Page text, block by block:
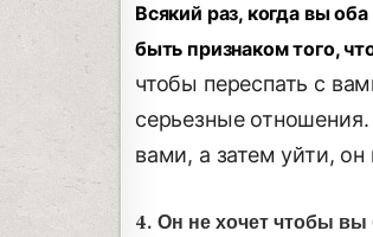
Всякий раз, когда вы
быть признаком того,
чтобы переспать с
серьезные
вами, а затем уйти, он
4. Он не хочет чтобы